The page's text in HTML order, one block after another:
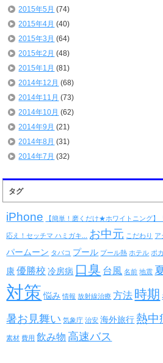
2015年5月 (74)
2015年4月 (40)
2015年3月 (64)
2015年2月 (48)
2015年1月 (81)
2014年12月 (68)
2014年11月 (73)
2014年10月 (62)
2014年9月 (21)
2014年8月 (31)
2014年7月 (32)
タグ
iPhone 【簡単！磨くだけ★ホワイトニング
応え！セッチマ ハミガキ... お中元 こだわり ア
パームーン タバコ プール プール熱 ホテル ポ
康 優勝校 冷房病 口臭 台風 名前 地震
対策 悩み 情報 放射線治療 方法 時期
暑お見舞い 気象庁 治安 海外旅行 熱中
素材 費用 飲み物 高速バス